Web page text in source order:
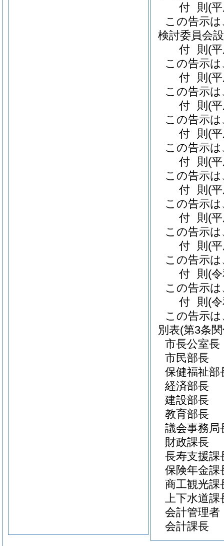
付 則 (
この告示
検討委員会
付 則 (
この告示
付 則 (
この告示
付 則 (
この告示
付 則 (
この告示
付 則 (
この告示
付 則 (
この告示
付 則 (
この告示
付 則 (
この告示
付 則 (
この告示
付 則 (
この告示
別表(第3条
市長公室長
市民部長
保健福祉部
経済部長
建設部長
教育部長
議会事務局
財政課長
長寿支援課
保険年金課
商工観光課
上下水道課
会計管理者
会計課長